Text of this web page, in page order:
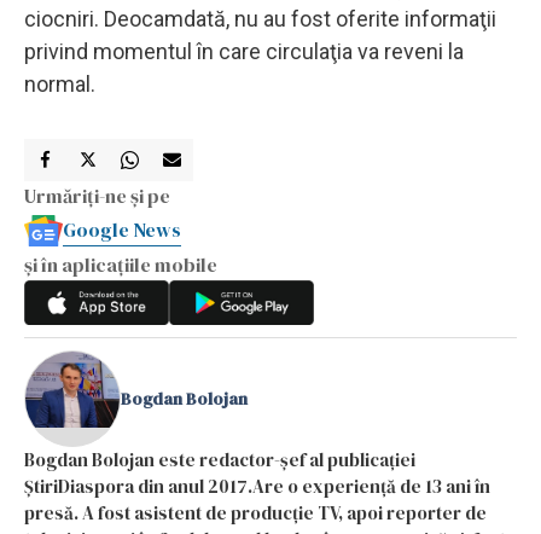
ciocniri. Deocamdată, nu au fost oferite informaţii
privind momentul în care circulaţia va reveni la
normal.
Urmăriți-ne și pe
Google News
și în aplicațiile mobile
Bogdan Bolojan
Bogdan Bolojan este redactor-șef al publicației
ȘtiriDiaspora din anul 2017.Are o experiență de 13 ani în
presă. A fost asistent de producție TV, apoi reporter de